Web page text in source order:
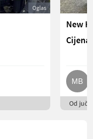
Oglas
New
Od jučer